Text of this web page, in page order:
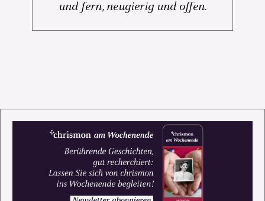
und fern, neugierig und offen.